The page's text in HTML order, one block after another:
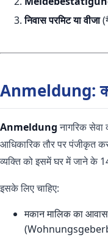
निवास परमिट या वीजा
Anmeldung:
Anmeldungनागरिक
आधिकारिक तौर पर पंजीकृत
व्यक्ति को इसमें घर में जाने के
इसके लिए चाहिए:
मकान मालिक का आवास